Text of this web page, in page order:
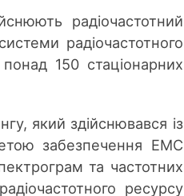
радіочастотний
радіочастотного
150 стаціонарних
який здійснювався із
забезпечення ЕМС
та частотних
ресурсу